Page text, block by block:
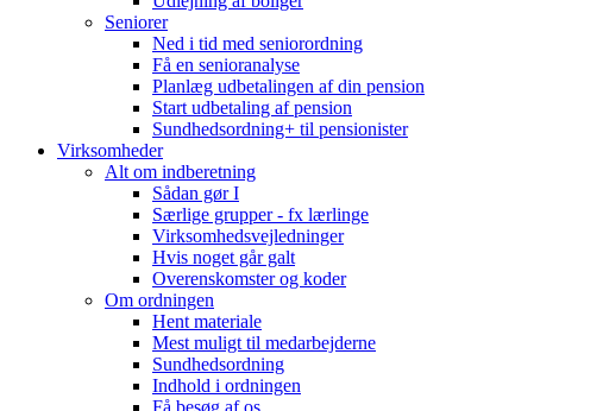
Seniorer
Ned i tid med seniorordning
Få en senioranalyse
Planlæg udbetalingen af din pension
Start udbetaling af pension
Sundhedsordning+ til pensionister
Virksomheder
Alt om indberetning
Sådan gør I
Særlige grupper - fx lærlinge
Virksomhedsvejledninger
Hvis noget går galt
Overenskomster og koder
Om ordningen
Hent materiale
Mest muligt til medarbejderne
Sundhedsordning
Indhold i ordningen